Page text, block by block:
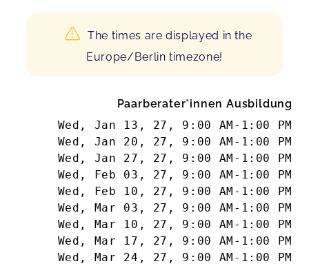
The times are displayed in the
Europe/Berlin timezone!
Paarberater*innen Ausbildung
Wed, Jan 13, 27 , 9:00 AM - 1:00 PM
Wed, Jan 20, 27 , 9:00 AM - 1:00 PM
Wed, Jan 27, 27 , 9:00 AM - 1:00 PM
Wed, Feb 03, 27 , 9:00 AM - 1:00 PM
Wed, Feb 10, 27 , 9:00 AM - 1:00 PM
Wed, Mar 03, 27 , 9:00 AM - 1:00 PM
Wed, Mar 10, 27 , 9:00 AM - 1:00 PM
Wed, Mar 17, 27 , 9:00 AM - 1:00 PM
Wed, Mar 24, 27 , 9:00 AM - 1:00 PM